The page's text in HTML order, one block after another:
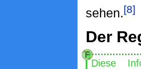
sehen.[8]
Der
Diese